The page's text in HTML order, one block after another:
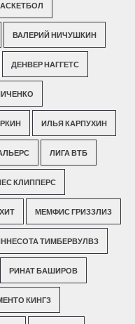
ВАЛЕРИЙ НИЧУШКИН
ДЕНВЕР НАГГЕТС
ИЛЬЯ КАРПУХИН
ЛИГА ВТБ
КЛИППЕРС
МЕМФИС ГРИЗЗЛИЗ
ТИМБЕРВУЛВЗ
РИНАТ БАШИРОВ
КИНГЗ